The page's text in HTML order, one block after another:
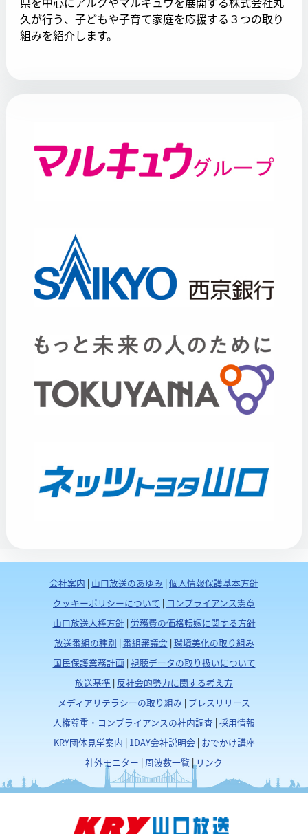
久が行う、子どもや子育て家庭を応援する３つの取り
組みを紹介します。
会社案内 | 山口放送のあゆみ |個人情報保護基本方針
クッキーポリシーについて | コンプライアンス憲章
山口放送人権方針| 労務費の価格転嫁に関する方針
放送番組の種別 |番組審議会|環境美化の取り組み
国民保護業務計画 |視聴データの取り扱いについて
放送基準 | 反社会的勢力に関する考え方
メディアリテラシーの取り組み | プレスリリース
人権尊重・コンプライアンスの社内調査 |採用情報
KRY団体見学案内 | 1DAY会社説明会| おでかけ講座
社外モニター | 周波数一覧 |リンク